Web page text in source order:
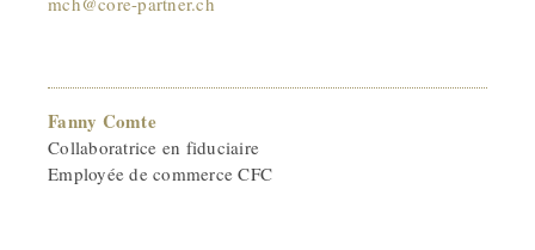
Fanny Comte
Collaboratrice en fiduciaire
Employée de commerce CFC